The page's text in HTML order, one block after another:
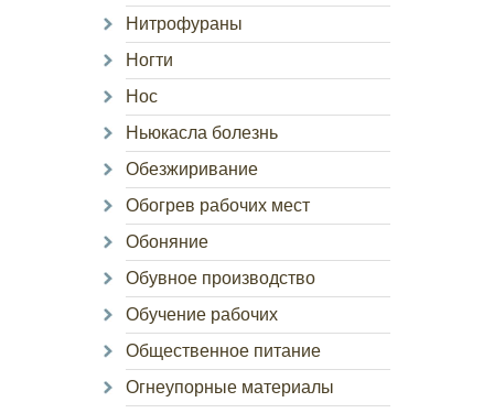
Нитрофураны
Ногти
Нос
Ньюкасла болезнь
Обезжиривание
Обогрев рабочих мест
Обоняние
Обувное производство
Обучение рабочих
Общественное питание
Огнеупорные материалы